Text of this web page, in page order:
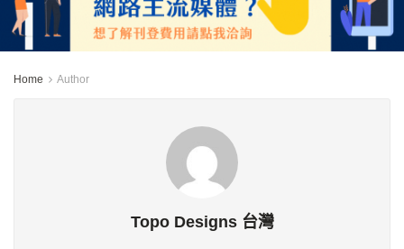
Home Author
Topo Designs 台灣